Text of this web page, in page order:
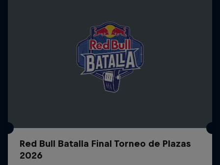
Red Bull Batalla Final Torneo de Plazas
2026